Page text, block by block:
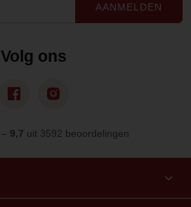
AANMELDEN
Volg ons
– 9,7 uit 3592 beoordelingen